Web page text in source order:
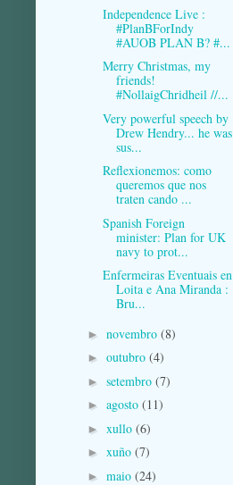
Independence Live :
#PlanBForIndy
#AUOB PLAN B? #...
Merry Christmas, my
friends!
#NollaigChridheil //...
Very powerful speech by
Drew Hendry... he was
sus...
Reflexionemos: como
queremos que nos
traten cando ...
Spanish Foreign
minister: Plan for UK
navy to prot...
Enfermeiras Eventuais en
Loita e Ana Miranda :
Bru...
► novembro (8)
► outubro (4)
► setembro (7)
► agosto (11)
► xullo (6)
► xuño (7)
► maio (24)